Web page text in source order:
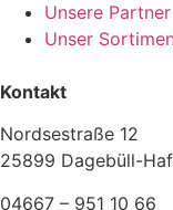
Unsere Partner
Unser
Kontakt
Nordsestraße 12
25899 Dagebüll-
04667 – 951 10 66